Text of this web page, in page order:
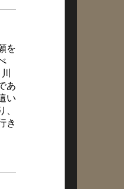
を
あ
い
、
き